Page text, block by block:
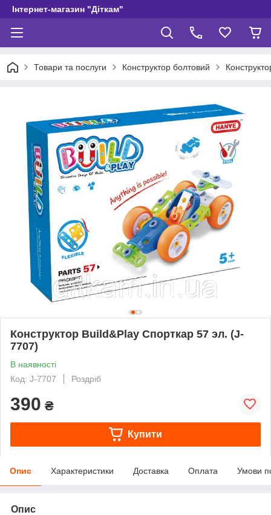
Інтернет-магазин "Діткам"
Товари та послуги Конструктор болтовий
Конструктор Build&Play Спорткар 57 эл. (J-
7707)
В наявності
Код: J-7707
Роздріб
390 ₴
Купити
Опис Характеристики Доставка Оплата Умови
Опис